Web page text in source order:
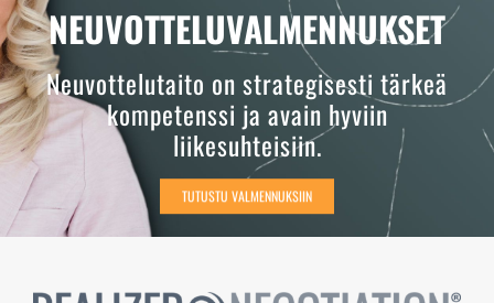
NEUVOTTELUVALMENNUKSET
Neuvottelutaito on strategisesti tärkeä
kompetenssi ja avain hyviin
liikesuhteisiin.
TUTUSTU VALMENNUKSIIN